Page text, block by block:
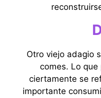
Otro viejo adagio
comes. Lo
ciertamente se
importante